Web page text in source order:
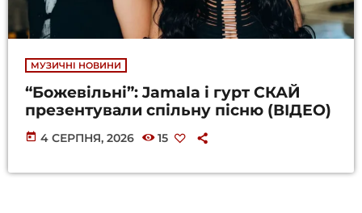
МУЗИЧНІ НОВИНИ
“Божевільні”: Jamala і гурт СКАЙ
презентували спільну пісню (ВІДЕО)
today 4 СЕРПНЯ, 2026 15